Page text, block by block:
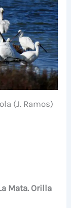
(J. Ramos)
Mata. Orilla